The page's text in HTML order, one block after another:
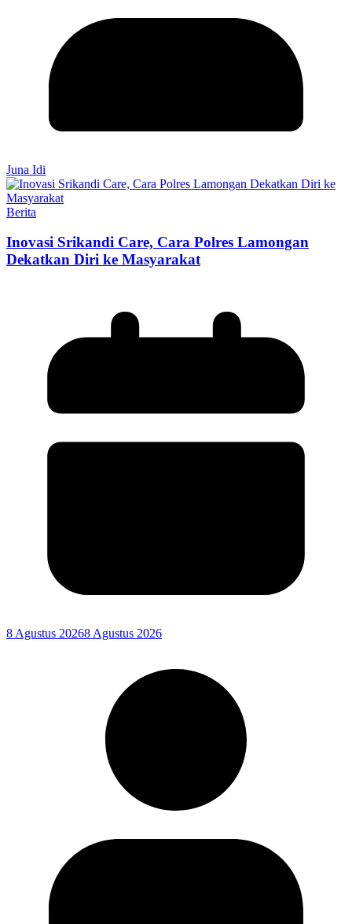
Juna Idi
Berita
Inovasi Srikandi Care, Cara Polres Lamongan
Dekatkan Diri ke Masyarakat
8 Agustus 20268 Agustus 2026